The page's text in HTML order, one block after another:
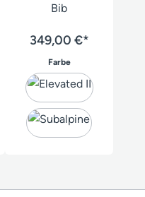
Bib
349,00 €*
Farbeauswählen